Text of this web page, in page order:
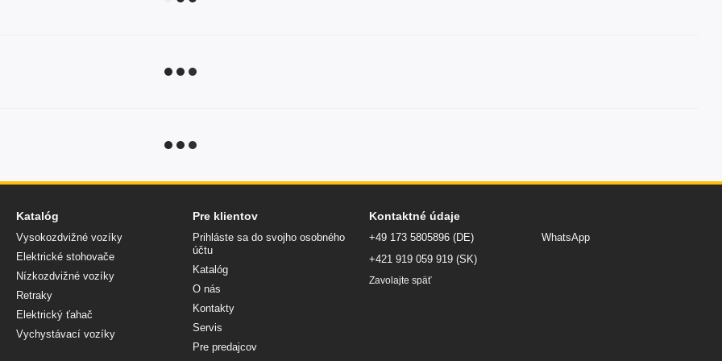
Katalóg
Vysokozdvižné vozíky
Elektrické stohovače
Nízkozdvižné vozíky
Retraky
Elektrický ťahač
Vychystávací vozíky
Pre klientov
Prihláste sa do svojho osobného
účtu
Katalóg
O nás
Kontakty
Servis
Pre predajcov
Kontaktné údaje
+49 173 5805896 (DE)
+421 919 059 919 (SK)
Zavolajte späť
WhatsApp